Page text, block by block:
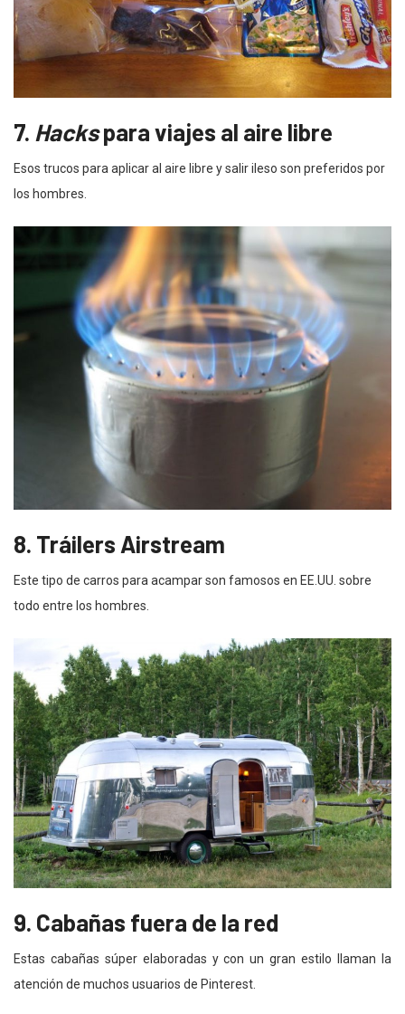
7. Hackspara viajes al aire libre
Esos trucos para aplicar al aire libre y salir ileso son preferidos por
los hombres.
8. Tráilers Airstream
Este tipo de carros para acampar son famosos en EE.UU. sobre
todo entre los hombres.
9. Cabañas fuera de la red
Estas cabañas súper elaboradas y con un gran estilo llaman la
atención de muchos usuarios de Pinterest.